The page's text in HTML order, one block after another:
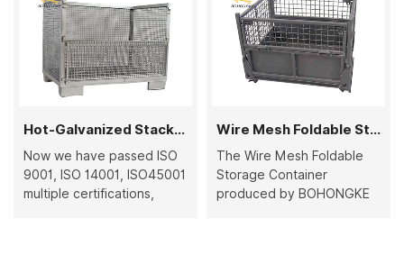
Hot-Galvanized Stackable Wire Mesh Container
Now we have passed ISO
9001, ISO 14001, ISO45001
multiple certifications,
Wire Mesh Foldable Storage Container
The Wire Mesh Foldable
Storage Container
produced by BOHONGKE